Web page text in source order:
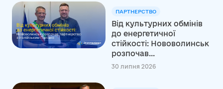
ПАРТНЕРСТВО
Від культурних обмінів
до енергетичної
стійкості: Нововолинськ
розпочав...
30 липня 2026